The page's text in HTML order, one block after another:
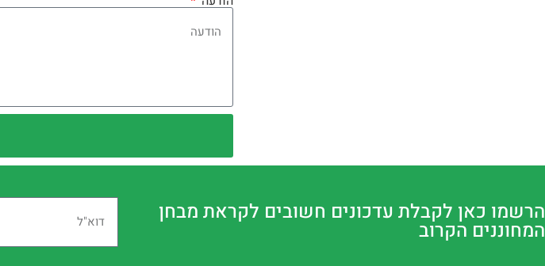
הרשמו כאן לקבלת עדכונים חשובים לקראת מבחן
המחוננים הקרוב